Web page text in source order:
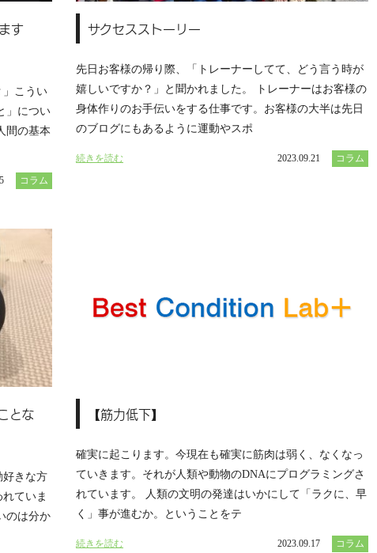
す
」こうい
」につい
間の基本
コラム
サクセスストーリー
先日お客様の帰り際、「トレーナーしてて、どう言う時が
嬉しいですか？」と聞かれました。 トレーナーはお客様の
身体作りのお手伝いをする仕事です。お客様の大半は先日
のブログにもあるように運動やスポ
続きを読む 2023.09.21 コラム
とな
好きな方
ていま
のは分か
【筋力低下】
確実に起こります。今現在も確実に筋肉は弱く、なくなっ
ていきます。それが人類や動物のDNAにプログラミングさ
れています。 人類の文明の発達はいかにして「ラクに、早
く」事が進むか。ということをテ
続きを読む 2023.09.17 コラム